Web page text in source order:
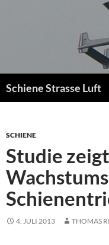
Schiene Strasse Luft
SCHIENE
Studie
4. JULI 2013 THOMAS